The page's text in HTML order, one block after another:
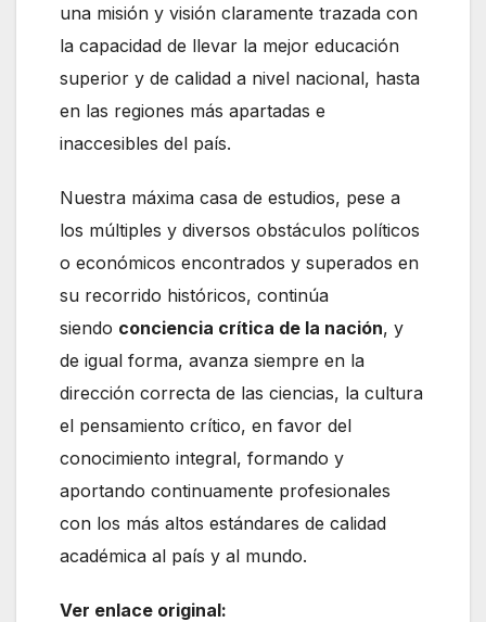
una misión y visión claramente trazada con
la capacidad de llevar la mejor educación
superior y de calidad a nivel nacional, hasta
en las regiones más apartadas e
inaccesibles del país.
Nuestra máxima casa de estudios, pese a
los múltiples y diversos obstáculos políticos
o económicos encontrados y superados en
su recorrido históricos, continúa
siendo conciencia crítica de la nación, y
de igual forma, avanza siempre en la
dirección correcta de las ciencias, la cultura
el pensamiento crítico, en favor del
conocimiento integral, formando y
aportando continuamente profesionales
con los más altos estándares de calidad
académica al país y al mundo.
Ver enlace original: